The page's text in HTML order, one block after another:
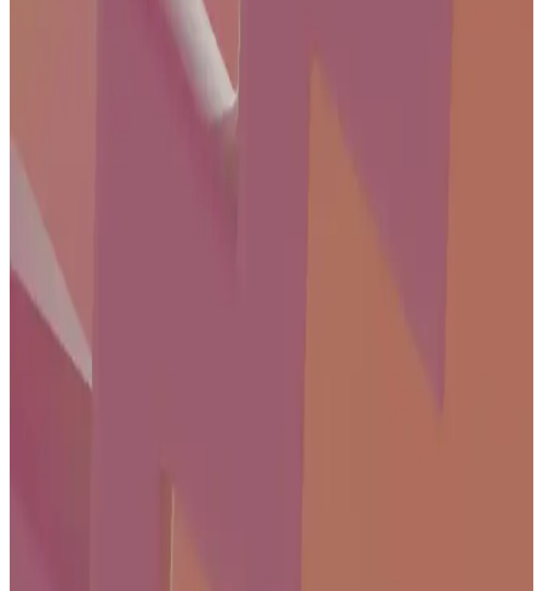
renkler ve gelişmiş bağlantı özellikleriyle evde eğlenceyi yeni
seviyeye taşır. Geniş ekran ve akıllı özellikler, kullanıcıların
ihtiyaçlarına uygun çözümler sunar.
Samsung Televizyon Modelleri: Teknik Özellikler ve
Kullanım Alanlarına Göre Karşılaştırma
özellikler içerir.
50 inç Philips Akıllı Televizyonlar Geniş Ekran ve
Yüksek Çözünürlükle Ev Eğlencesini Yeniden
Tanımlıyor
Philips'in 50 inçlik akıllı televizyonları, Ultra HD çözünürlük ve